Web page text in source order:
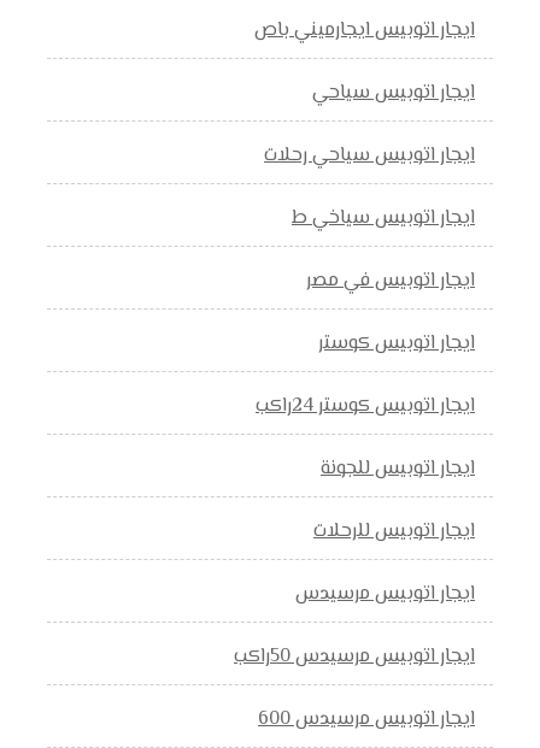
ايجار اتوبيس ايجارميني باص
ايجار اتوبيس سياحي
ايجار اتوبيس سياحي رحلات
ايجار اتوبيس سياخي ط
ايجار اتوبيس في مصر
ايجار اتوبيس كوستر
ايجار اتوبيس كوستر 24راكب
ايجار اتوبيس للجونة
ايجار اتوبيس للرحلات
ايجار اتوبيس مرسيدس
ايجار اتوبيس مرسيدس 50راكب
ايجار اتوبيس مرسيدس 600